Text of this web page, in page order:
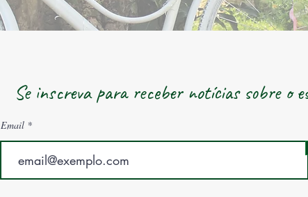
Se inscreva para receber notícias sobre o
Email